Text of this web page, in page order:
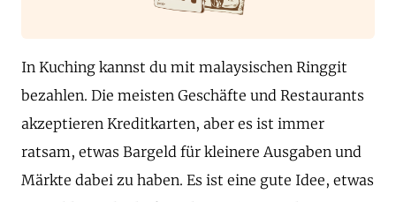
In Kuching kannst du mit malaysischen Ringgit
bezahlen. Die meisten Geschäfte und Restaurants
akzeptieren Kreditkarten, aber es ist immer
ratsam, etwas Bargeld für kleinere Ausgaben und
Märkte dabei zu haben. Es ist eine gute Idee, etwas